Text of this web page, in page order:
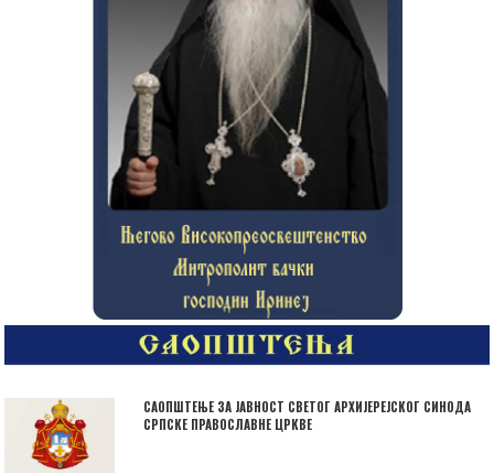
САОПШТЕЊЕ ЗА ЈАВНОСТ СВЕТОГ АРХИЈЕРЕЈСКОГ СИНОДА
СРПСКЕ ПРАВОСЛАВНЕ ЦРКВЕ